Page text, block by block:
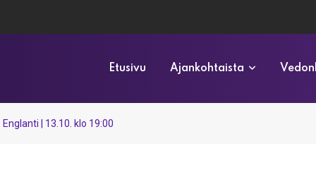
Etusivu Ajankohtaista
| 13.10. klo 19:00